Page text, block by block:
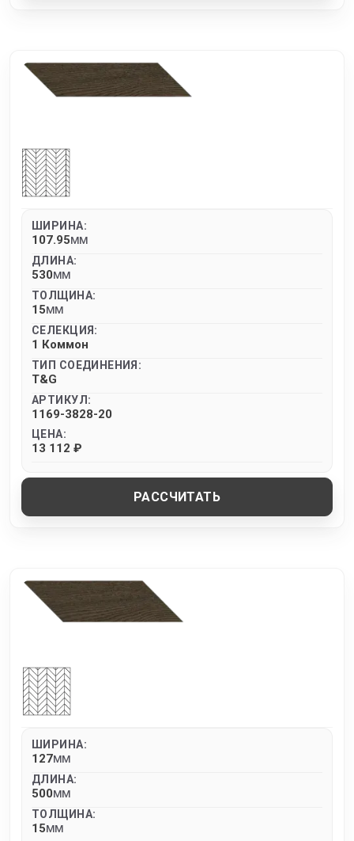
ШИРИНА:
107.95MM
ДЛИНА:
530MM
ТОЛЩИНА:
15MM
СЕЛЕКЦИЯ:
1 Коммон
ТИП СОЕДИНЕНИЯ:
T&G
АРТИКУЛ:
1169-3828-20
ЦЕНА:
13 112 ₽
РАССЧИТАТЬ
ШИРИНА:
127MM
ДЛИНА:
500MM
ТОЛЩИНА:
15MM